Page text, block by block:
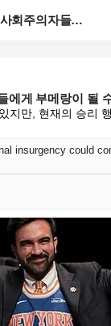
감정과 느낌: 민주적 사회주의자들의 의회 반란이 어떻게...
에게 부메랑이 될
지만, 현재의 승리
insurgency could